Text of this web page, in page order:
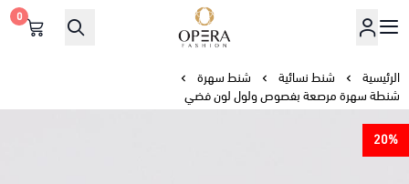
أوبرا فاشن
0
الرئيسية شنط نسائية
شنط سهرة
شنطة سهرة مرصعة بفصوص ولول لون فضي
20%